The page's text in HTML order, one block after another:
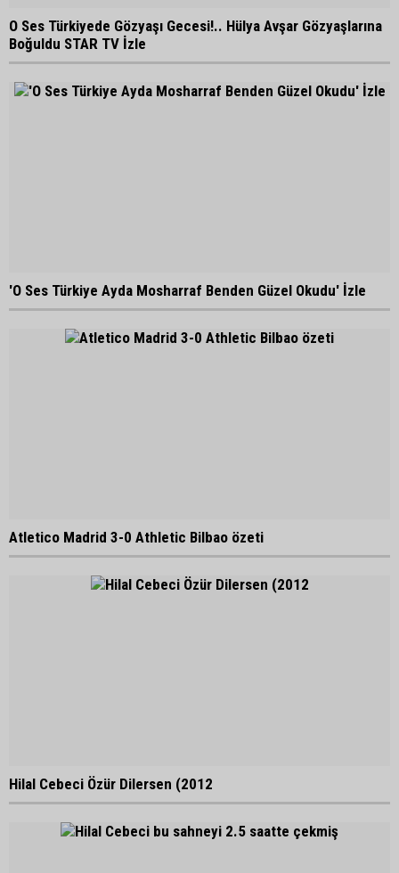
O Ses Türkiyede Gözyaşı Gecesi!.. Hülya Avşar Gözyaşlarına
Boğuldu STAR TV İzle
'O Ses Türkiye Ayda Mosharraf Benden Güzel Okudu' İzle
Atletico Madrid 3-0 Athletic Bilbao özeti
Hilal Cebeci Özür Dilersen (2012